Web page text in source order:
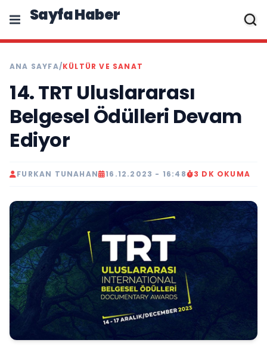
Sayfa Haber
ANA SAYFA/KÜLTÜR VE SANAT
14. TRT Uluslararası
Belgesel Ödülleri Devam
Ediyor
FURKAN TUNAHAN 16.12.2023 - 16:48 3 DK OKUMA